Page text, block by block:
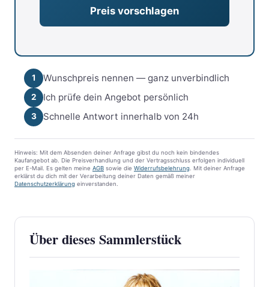
1 Wunschpreis nennen — ganz unverbindlich
2 Ich prüfe dein Angebot persönlich
3 Schnelle Antwort innerhalb von 24h
Hinweis: Mit dem Absenden deiner Anfrage gibst du noch kein bindendes
Kaufangebot ab. Die Preisverhandlung und der Vertragsschluss erfolgen individuell
per E-Mail. Es gelten meine AGB sowie die Widerrufsbelehrung . Mit deiner Anfrage
erklärst du dich mit der Verarbeitung deiner Daten gemäß meiner
Datenschutzerklärung einverstanden.
Über dieses Sammlerstück